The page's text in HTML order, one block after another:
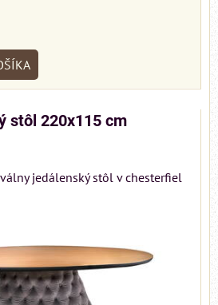
stôl 220x115 cm
jedálenský stôl v chesterfiel